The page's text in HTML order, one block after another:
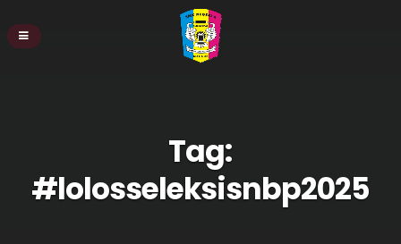
Tag:
#lolosseleksisnbp2025